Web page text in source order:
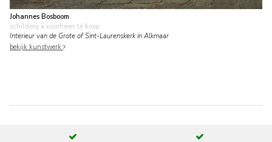
Johannes Bosboom
schilderij • voorheen te koop
Interieur van de Grote of Sint-Laurenskerk in Alkmaar
bekijk kunstwerk